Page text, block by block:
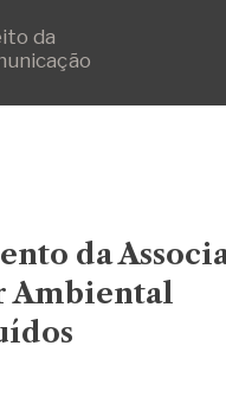
da
da
Ambiental